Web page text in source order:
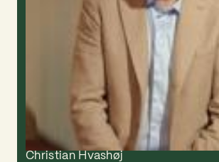
Christian Hvashøj